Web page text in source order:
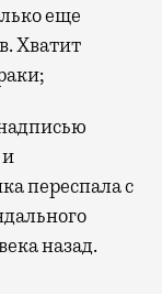
еще
Хватит
переспала с
назад.